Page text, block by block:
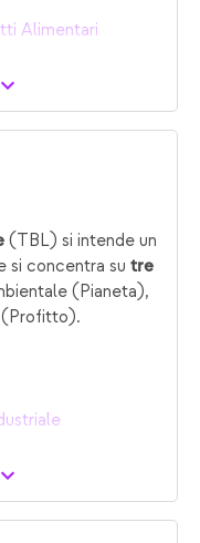
Alimentari
(TBL) si intende un
si concentra su tre
(Pianeta),
(Profitto).